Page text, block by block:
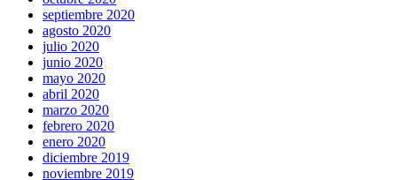
septiembre 2020
agosto 2020
julio 2020
junio 2020
mayo 2020
abril 2020
marzo 2020
febrero 2020
enero 2020
diciembre 2019
noviembre 2019